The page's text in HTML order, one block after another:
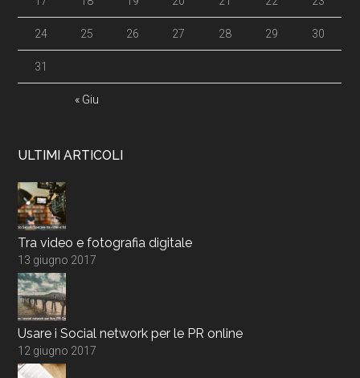
« Giu
24 25 26 27 28 29 30
31
ULTIMI ARTICOLI
Tra video e fotografia digitale
13 giugno 2017
Usare i Social network per le PR online
12 giugno 2017